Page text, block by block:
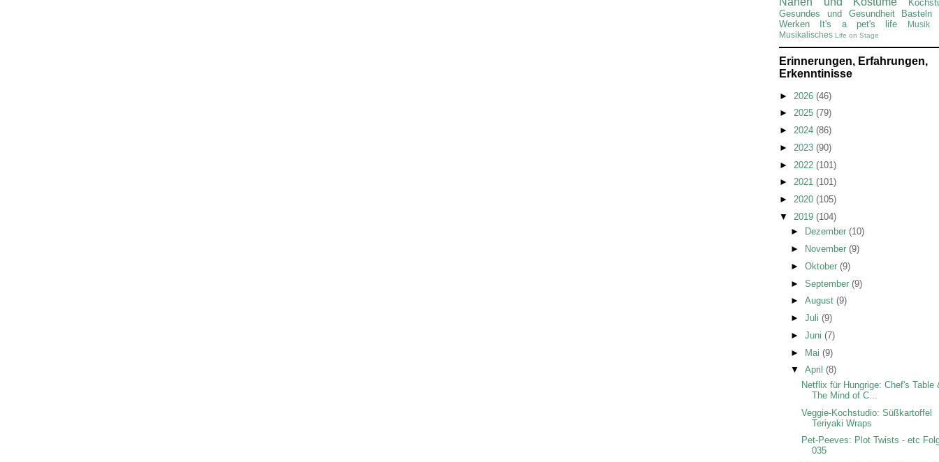
Gesundes und Gesundheit
Basteln
Werken
It's a pet's life
Musik
Musikalisches Life on Stage
Erinnerungen, Erfahrungen,
Erkenntinisse
► 2026 (46)
► 2025 (79)
► 2024 (86)
► 2023 (90)
► 2022 (101)
► 2021 (101)
► 2020 (105)
▼ 2019 (104)
►
Dezember (10)
►
November (9)
► Oktober (9)
► September (9)
► August (9)
► Juli (9)
► Juni (7)
► Mai (9)
▼ April (8)
Netflix für Hungrige: Chef's Table
The Mind of C...
Veggie-Kochstudio: Süßkartoffel
Teriyaki Wraps
Pet-Peeves: Plot Twists - etc
035